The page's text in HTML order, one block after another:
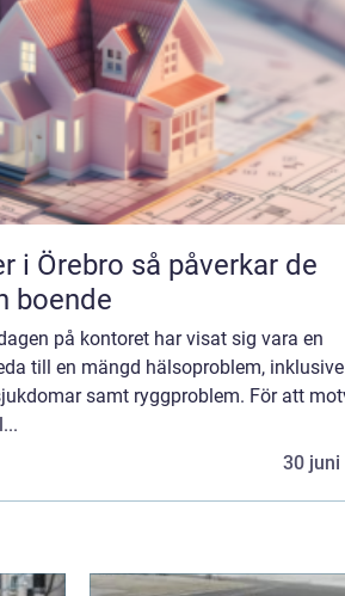
påverkar de
boende
på kontoret har visat sig vara en
till en mängd hälsoproblem, inklusive
samt ryggproblem. För att
30 juni